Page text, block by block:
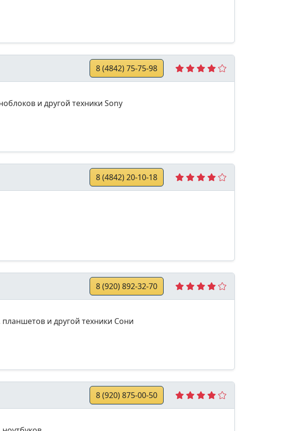
8 (4842) 75-75-98
и другой техники Sony
8 (4842) 20-10-18
8 (920) 892-32-70
и другой техники Сони
8 (920) 875-00-50